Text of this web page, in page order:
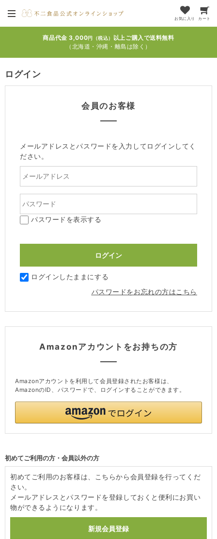
お気に入り カート
商品代金 3,000円（税込）
以上ご購入で送料無料
（北海道・沖縄・離島は除く）
ログイン
会員のお客様
メールアドレスとパスワードを入力してログインしてく
ださい。
パスワードを表示する
ログインしたままにする
パスワードをお忘れの方はこちら
Amazonアカウントをお持ちの方
Amazonアカウントを利用して会員登録されたお客様は、
AmazonのID、パスワードで、ログインすることができます。
初めてご利用の方・会員以外の方
初めてご利用のお客様は、こちらから会員登録を行ってくだ
さい。
メールアドレスとパスワードを登録しておくと便利にお買い
物ができるようになります。